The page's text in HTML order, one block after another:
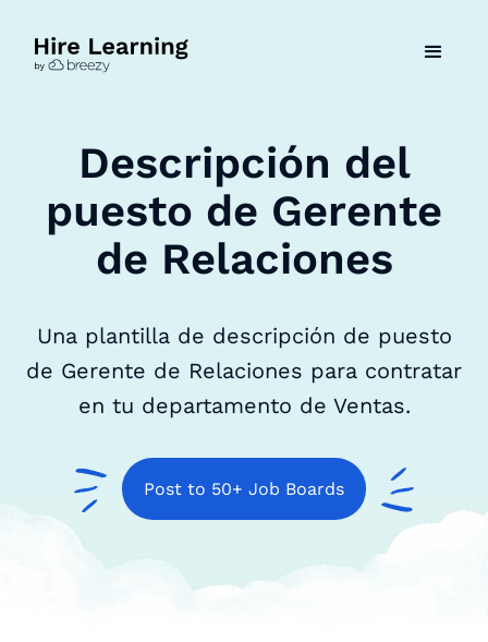
Descripción del
puesto de Gerente
de Relaciones
Una plantilla de descripción de puesto
de Gerente de Relaciones para contratar
en tu departamento de Ventas.
Post to 50+ Job Boards